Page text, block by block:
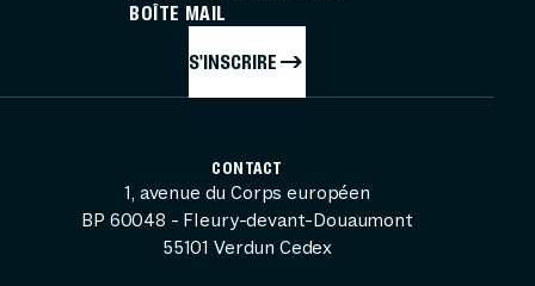
BOÎTE MAIL
S'INSCRIRE
CONTACT
1, avenue du Corps européen
BP 60048 - Fleury-devant-Douaumont
55101 Verdun Cedex